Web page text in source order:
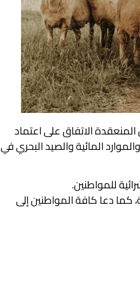
الثلاثاء 20 ماي 2025، أنه تبعا لجلسات العمل المنعقدة الاتفاق على اعتماد
المائية والصيد البحري في
كما دعا كافة المواطنين إلى